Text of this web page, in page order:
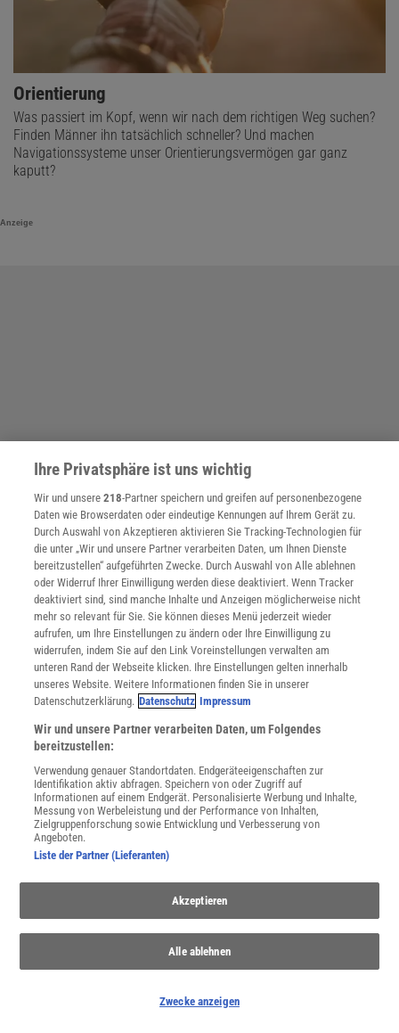
Orientierung
Was passiert im Kopf, wenn wir nach dem richtigen Weg suchen?
Finden Männer ihn tatsächlich schneller? Und machen
Navigationssysteme unser Orientierungsvermögen gar ganz
kaputt?
Anzeige
SPONSORED
PARTNERINHALTE
Anzeige
NACH OBEN
Ihre Privatsphäre ist uns wichtig
Wir und unsere218-Partner speichern und greifen auf personenbezogene
Daten wie Browserdaten oder eindeutige Kennungen auf Ihrem Gerät zu.
Durch Auswahl von Akzeptieren aktivieren Sie Tracking-Technologien für
die unter „Wir und unsere Partner verarbeiten Daten, um Ihnen Dienste
bereitzustellen“ aufgeführten Zwecke. Durch Auswahl von Alle ablehnen
oder Widerruf Ihrer Einwilligung werden diese deaktiviert. Wenn Tracker
deaktiviert sind, sind manche Inhalte und Anzeigen möglicherweise nicht
mehr so relevant für Sie. Sie können dieses Menü jederzeit wieder
aufrufen, um Ihre Einstellungen zu ändern oder Ihre Einwilligung zu
widerrufen, indem Sie auf den Link Voreinstellungen verwalten am
unteren Rand der Webseite klicken. Ihre Einstellungen gelten innerhalb
unseres Website. Weitere Informationen finden Sie in unserer
Datenschutzerklärung. Datenschutz Impressum
Wir und unsere Partner verarbeiten Daten, um Folgendes
bereitzustellen:
Verwendung genauer Standortdaten. Endgeräteeigenschaften zur
Identifikation aktiv abfragen. Speichern von oder Zugriff auf
Informationen auf einem Endgerät. Personalisierte Werbung und Inhalte,
Messung von Werbeleistung und der Performance von Inhalten,
Zielgruppenforschung sowie Entwicklung und Verbesserung von
Angeboten.
Liste der Partner (Lieferanten)
Akzeptieren
Alle ablehnen
Zwecke anzeigen